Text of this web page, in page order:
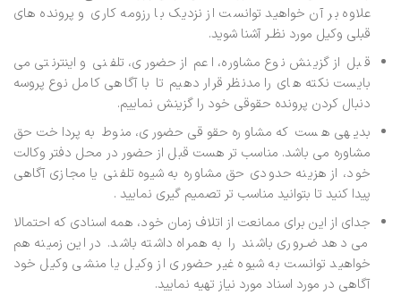
علاوه بر آن خواهید توانست از نزدیک با رزومه کاری و پرونده های
قبلی وکیل مورد نظـر آشنا شوید.
قبل از گزینش نوع مشاوره، اعم از حضوری، تلفنی و اینترنتی می
بایست نکته های را مدنظر قرار دهیم تا با آگاهی کامل نوع پروسه
دنبال کردن پرونده حقوقی خود را گزینش نماییم.
بدیهی هست که مشاوره حقوقی حضوری، منوط به پرداخت حق
مشاوره می باشد. مناسب تر هست قبل از حضور در محل دفتر وکالت
خود، از هزینه حدودی حق مشاوره به شیوه تلفنی یا مجازی آگاهی
پیدا کنید تا بتوانید مناسب تر تصمیم گیری نمایید .
جدای از این برای ممانعت از اتلاف زمان خود، همه اسنادی که احتمالا
می دهد ضـروری باشند را به همراه داشته باشد. در این زمینه هم
خواهید توانست به شیوه غیر حضوری از وکیل یا منشی وکیل خود
آگاهی در مورد اسناد مورد نیاز تهیه نمایید.